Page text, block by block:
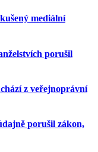
mediální
porušil
z veřejnoprávní
porušil zákon,